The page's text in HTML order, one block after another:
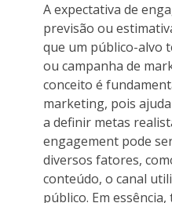
A expectativa de
previsão ou
que um público-alvo
ou campanha de
conceito é
marketing, pois
a definir metas
engagement pode
diversos fatores,
conteúdo, o canal
público. Em